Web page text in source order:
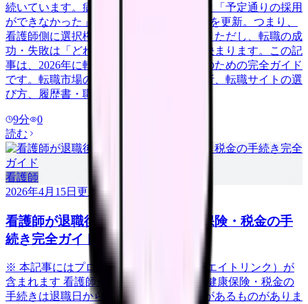
続いています。病院看護実態調査によると「予定通りの採用
ができなかった」病院は58.3%で過去最高を更新。つまり、
看護師側に選択権がある有利な市場です。ただし、転職の成
功・失敗は「どれだけ準備をしたか」で決まります。この記
事は、2026年に転職を考えている看護師のための完全ガイド
です。転職市場の最新動向から、自己分析、転職サイトの選
び方、履歴書・職務経歴書の書き方、面
9分
0
読む
看護師
2026年4月15日 更新
看護師が退職後にやるべき年金・保険・税金の手
続き完全ガイド
※ 本記事にはプロモーション（アフィリエイトリンク）が
含まれます 看護師が退職した後、年金・健康保険・税金の
手続きは退職日から14日以内に行う必要があるものがありま